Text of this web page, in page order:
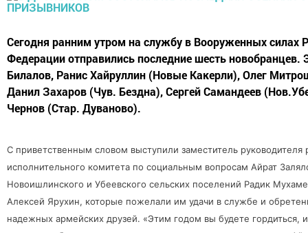
Сегодня ранним утром на службу в Вооруженных силах
Федерации отправились последние шесть новобранцев.
Билалов, Ранис Хайруллин (Новые Какерли), Олег
Данил Захаров (Чув. Бездна), Сергей Самандеев
Чернов (Стар. Дуваново).
С приветственным словом выступили заместитель руководителя
исполнительного комитета по социальным вопросам Айрат
Новоишлинского и Убеевского сельских поселений Радик
Алексей Ярухин, которые пожелали им удачи в службе и
надежных армейских друзей. «Этим годом вы будете гордиться,